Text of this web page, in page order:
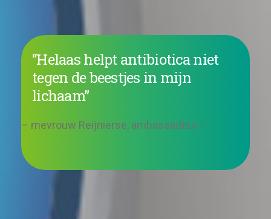
“Helaas helpt antibiotica niet
tegen de beestjes in mijn
lichaam”
– mevrouw Reijnierse, ambassadeur –